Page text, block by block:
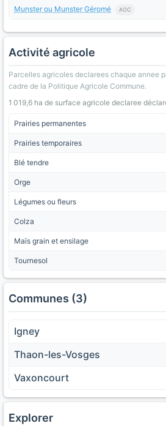
Munster ou Munster Géromé AOC
Activité agricole
Parcelles agricoles declarees chaque annee
cadre de la Politique Agricole Commune.
1 019,6 ha de surface agricole declaree
Prairies permanentes
Prairies temporaires
Blé tendre
Orge
Légumes ou fleurs
Colza
Maïs grain et ensilage
Tournesol
Communes (3)
Igney
Thaon-les-Vosges
Vaxoncourt
Explorer